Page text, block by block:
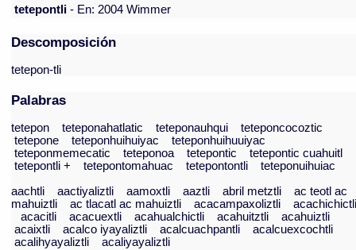
tetepontli- En: 2004 Wimmer
Descomposición
tetepon-tli
Palabras
tetepon teteponahatlatic teteponauhqui
teteponcocoztic
tetepone
teteponhuihuiyac
teteponhuihuuiyac
teteponmemecatic
teteponoa tetepontic
tetepontic cuahuitl
tetepontli +
tetepontomahuac tetepontontli
teteponuihuiac
aachtli
aactiyaliztli aamoxtli aaztli abril metztli
ac teotl ac
mahuiztli
ac tlacatl ac mahuiztli acacampaxoliztli
acacitli
acacuextli acahualchictli acahuitztli
acahuiztli
acaixtli
acalco iyayaliztli acalcuachpantli
acalcuexcochtli
acalihyayaliztli
acaliyayaliztli